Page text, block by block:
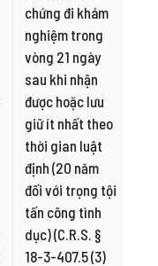
chứng đi khám
nghiệm trong
vòng 21 ngày
sau khi nhận
được hoặc lưu
giữ ít nhất theo
thời gian luật
định (20 năm
đối với trọng tội
tấn công tình
dục) (C.R.S. §
18-3-407.5 (3)